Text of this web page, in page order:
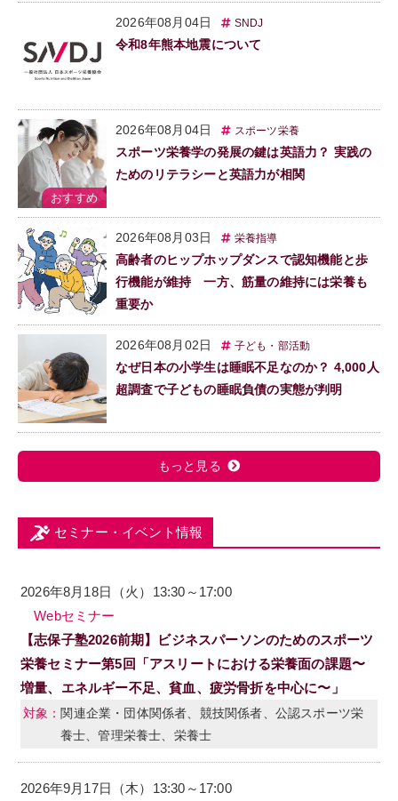
2026年08月04日 SNDJ
令和8年熊本地震について
2026年08月04日 スポーツ栄養
スポーツ栄養学の発展の鍵は英語力？ 実践の
ためのリテラシーと英語力が相関
2026年08月03日 栄養指導
高齢者のヒップホップダンスで認知機能と歩
行機能が維持 一方、筋量の維持には栄養も
重要か
2026年08月02日 子ども・部活動
なぜ日本の小学生は睡眠不足なのか？ 4,000人
超調査で子どもの睡眠負債の実態が判明
もっと見る
セミナー・イベント情報
2026年8月18日（火）13:30～17:00
Webセミナー
【志保子塾2026前期】ビジネスパーソンのためのスポーツ
栄養セミナー第5回「アスリートにおける栄養面の課題〜
増量、エネルギー不足、貧血、疲労骨折を中心に〜」
関連企業・団体関係者、競技関係者、公認スポーツ栄
養士、管理栄養士、栄養士
2026年9月17日（木）13:30～17:00